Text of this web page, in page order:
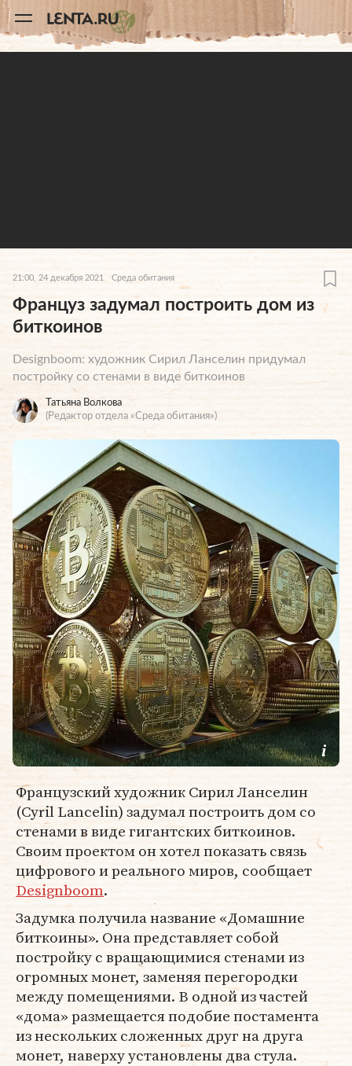
A
11
21:00, 24 декабря 2021 Среда обитания
Француз задумал построить дом из
биткоинов
Designboom: художник Сирил Ланселин придумал
постройку со стенами в виде биткоинов
Татьяна Волкова
(Редактор отдела «Среда обитания»)
Французский художник Сирил Ланселин
(Cyril Lancelin) задумал построить дом со
стенами в виде гигантских биткоинов.
Своим проектом он хотел показать связь
цифрового и реального миров, сообщает
Designboom.
Задумка получила название «Домашние
биткоины». Она представляет собой
постройку с вращающимися стенами из
огромных монет, заменяя перегородки
между помещениями. В одной из частей
«дома» размещается подобие постамента
из нескольких сложенных друг на друга
монет, наверху установлены два стула.